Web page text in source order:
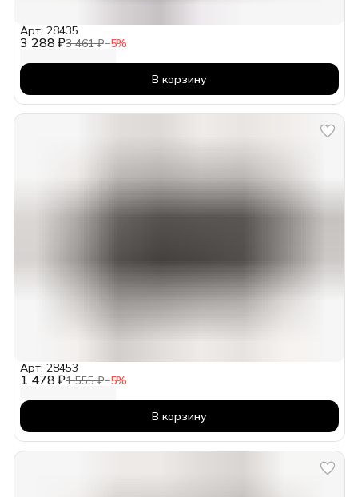
3 288 ₽3 461 ₽−5%
Арт: 28435
В корзину
1 478 ₽1 555 ₽−5%
Арт: 28453
В корзину